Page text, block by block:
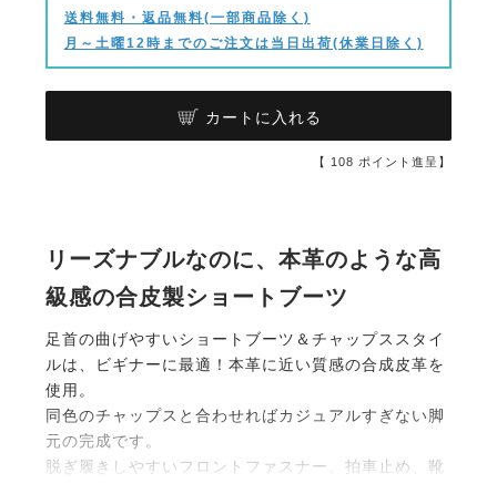
送料無料・返品無料(一部商品除く)
月～土曜12時までのご注文は当日出荷(休業日除く)
カートに入れる
【 108 ポイント進呈】
リーズナブルなのに、本革のような高
級感の合皮製ショートブーツ
足首の曲げやすいショートブーツ＆チャップススタイ
ルは、ビギナーに最適！本革に近い質感の合成皮革を
使用。
同色のチャップスと合わせればカジュアルすぎない脚
元の完成です。
脱ぎ履きしやすいフロントファスナー、拍車止め、靴